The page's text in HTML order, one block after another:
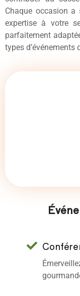
Chaque occasion
expertise à votre
parfaitement
types d’événements